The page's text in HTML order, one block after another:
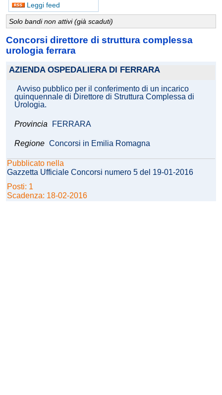
Leggi feed
Solo bandi non attivi (già scaduti)
Concorsi direttore di struttura complessa
urologia ferrara
AZIENDA OSPEDALIERA DI FERRARA
Avviso pubblico per il conferimento di un incarico
quinquennale di Direttore di Struttura Complessa di
Urologia.
Provincia FERRARA
Regione Concorsi in Emilia Romagna
Pubblicato nella
Gazzetta Ufficiale Concorsi numero 5 del 19-01-2016
Posti: 1
Scadenza: 18-02-2016